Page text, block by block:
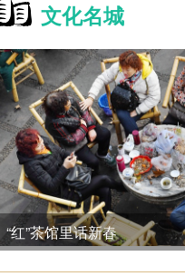
文化名城
“红”茶馆里话新春